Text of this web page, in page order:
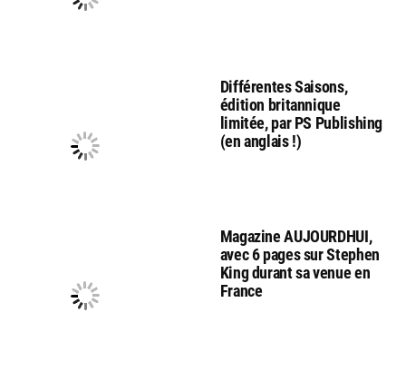
Différentes Saisons,
édition britannique
limitée, par PS Publishing
(en anglais !)
Magazine AUJOURDHUI,
avec 6 pages sur Stephen
King durant sa venue en
France